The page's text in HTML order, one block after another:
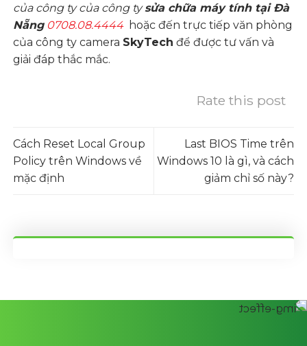
của công ty của công tysửa chữa máy tính tại Đà
Nẵng 0708.08.4444 hoặc đến trực tiếp văn phòng
của công ty camera SkyTech để được tư vấn và
giải đáp thắc mắc.
Rate this post
Cách Reset Local Group
Policy trên Windows về
mặc định
Last BIOS Time trên
Windows 10 là gì, và cách
giảm chỉ số này?